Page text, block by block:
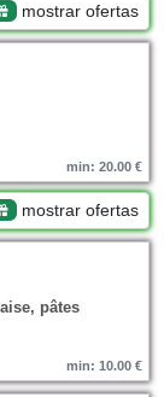
mostrar ofertas
min: 20.00 €
mostrar ofertas
pâtes
min: 10.00 €